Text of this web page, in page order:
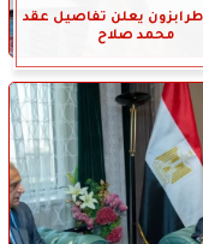
يعلن تفاصيل عقد
محمد صلاح